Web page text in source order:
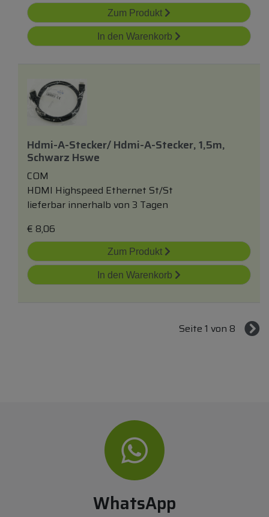
Zum Produkt
In den Warenkorb
Hdmi-A-Stecker/ Hdmi-A-Stecker, 1,5m,
Schwarz Hswe
COM
HDMI Highspeed Ethernet St/St
lieferbar innerhalb von 3 Tagen
€ 8,06
Zum Produkt
In den Warenkorb
Seite 1 von 8
WhatsApp